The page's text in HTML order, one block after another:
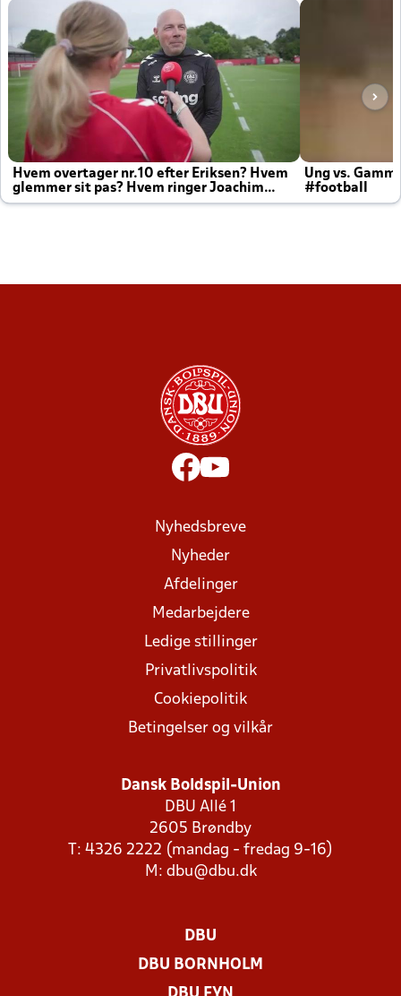
Hvem overtager nr.10 efter Eriksen? Hvem
glemmer sit pas? Hvem ringer Joachim
altid til efter kampe?
Ung vs.
#football
Nyhedsbreve
Nyheder
Afdelinger
Medarbejdere
Ledige stillinger
Privatlivspolitik
Cookiepolitik
Betingelser og vilkår
Dansk Boldspil-Union
DBU Allé 1
2605 Brøndby
T: 4326 2222 (mandag - fredag 9-16)
M: dbu@dbu.dk
DBU
DBU BORNHOLM